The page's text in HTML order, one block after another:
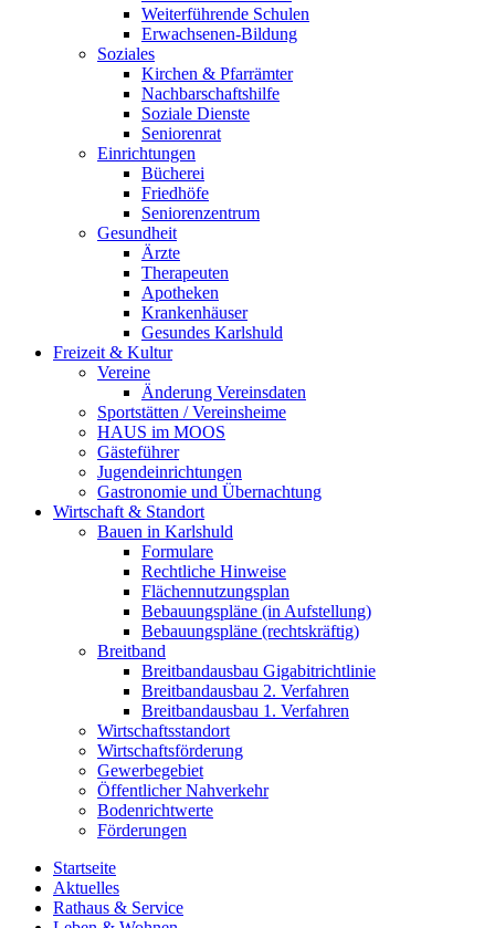
Weiterführende Schulen
Erwachsenen-Bildung
Soziales
Kirchen & Pfarrämter
Nachbarschaftshilfe
Soziale Dienste
Seniorenrat
Einrichtungen
Bücherei
Friedhöfe
Seniorenzentrum
Gesundheit
Ärzte
Therapeuten
Apotheken
Krankenhäuser
Gesundes Karlshuld
Freizeit & Kultur
Vereine
Änderung Vereinsdaten
Sportstätten / Vereinsheime
HAUS im MOOS
Gästeführer
Jugendeinrichtungen
Gastronomie und Übernachtung
Wirtschaft & Standort
Bauen in Karlshuld
Formulare
Rechtliche Hinweise
Flächennutzungsplan
Bebauungspläne (in Aufstellung)
Bebauungspläne (rechtskräftig)
Breitband
Breitbandausbau Gigabitrichtlinie
Breitbandausbau 2. Verfahren
Breitbandausbau 1. Verfahren
Wirtschaftsstandort
Wirtschaftsförderung
Gewerbegebiet
Öffentlicher Nahverkehr
Bodenrichtwerte
Förderungen
Startseite
Aktuelles
Rathaus & Service